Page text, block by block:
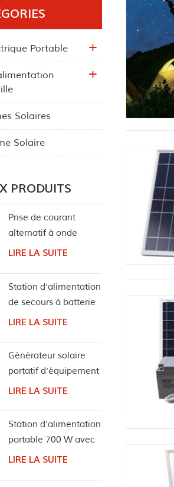
Portable
Solaires
Solaire
PRODUITS
Prise de courant
alternatif à onde
sinusoïdale pure pour
LIRE LA SUITE
Station d'alimentation
de secours à batterie
au lithium de
LIRE LA SUITE
Générateur solaire
portatif d'équipement
d'alimentation
LIRE LA SUITE
Station d'alimentation
portable 700 W avec
haut-parleur sans fil
LIRE LA SUITE